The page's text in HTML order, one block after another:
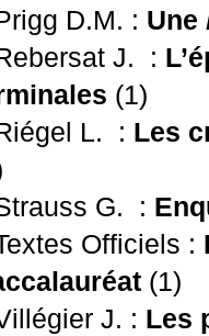
D.M. : Une
J. :
(1)
L. : Les
G. :
Officiels :
(1)
J. : Les